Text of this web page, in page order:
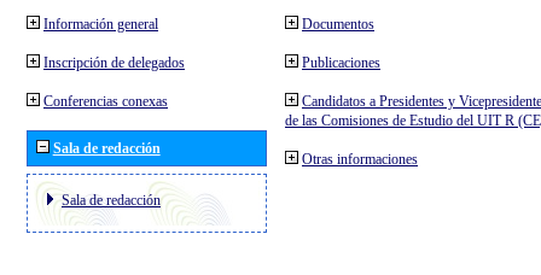
Información general
Inscripción de delegados
Conferencias conexas
Sala de redacción
Sala de redacción
Documentos
Publicaciones
Candidatos a Presidentes y
de las Comisiones de Estudio del UIT R
Otras informaciones